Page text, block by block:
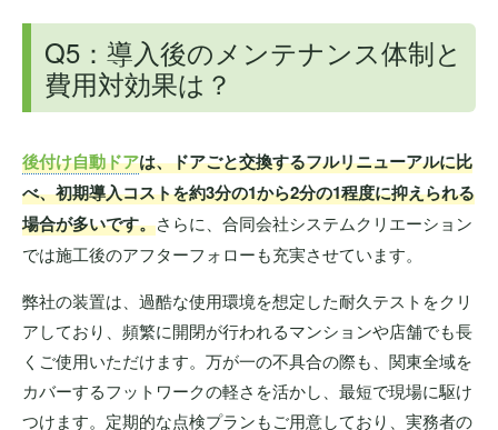
Q5：導入後のメンテナンス体制と
費用対効果は？
後付け自動ドアは、ドアごと交換するフルリニューアルに比
べ、初期導入コストを約3分の1から2分の1程度に抑えられる
場合が多いです。さらに、合同会社システムクリエーション
では施工後のアフターフォローも充実させています。
弊社の装置は、過酷な使用環境を想定した耐久テストをクリ
アしており、頻繁に開閉が行われるマンションや店舗でも長
くご使用いただけます。万が一の不具合の際も、関東全域を
カバーするフットワークの軽さを活かし、最短で現場に駆け
つけます。定期的な点検プランもご用意しており、実務者の